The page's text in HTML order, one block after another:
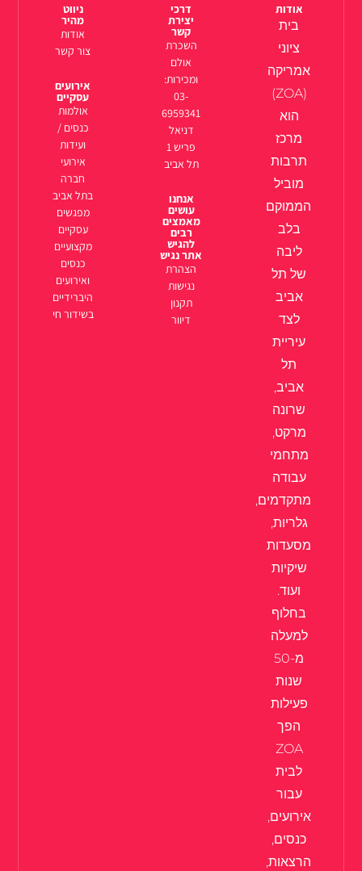
אודות
בית
ציוני
אמריקה
(ZOA)
הוא
מרכז
תרבות
מוביל
הממוקם
בלב
ליבה
של תל
אביב
לצד
עיריית
תל
אביב,
שרונה
מרקט,
מתחמי
עבודה
מתקדמים,
גלריות,
מסעדות
שיקיות
ועוד.
בחלוף
למעלה
מ-50
שנות
פעילות
הפך
ZOA
לבית
עבור
אירועים,
כנסים,
הרצאות,
דרכי
יצירת
קשר
השכרת
אולם
ומכירות:
03-
6959341
דניאל
פריש 1
תל אביב
אנחנו
עושים
מאמצים
רבים
להגיש
אתר נגיש
הצהרת
נגישות
תקנון
דיוור
ניווט
מהיר
אודות
צור קשר
אירועים
עסקיים
אולמות
כנסים /
ועידות
אירועי
חברה
בתל אביב
מפגשים
עסקיים
מקצועיים
כנסים
ואירועים
היברידיים
בשידור חי